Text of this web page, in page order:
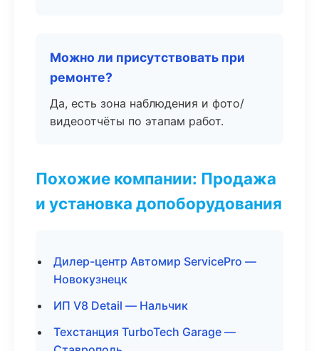
Можно ли присутствовать при
ремонте?
Да, есть зона наблюдения и фото/
видеоотчёты по этапам работ.
Похожие компании: Продажа
и установка допоборудования
Дилер-центр Автомир ServicePro —
Новокузнецк
ИП V8 Detail — Нальчик
Техстанция TurboTech Garage —